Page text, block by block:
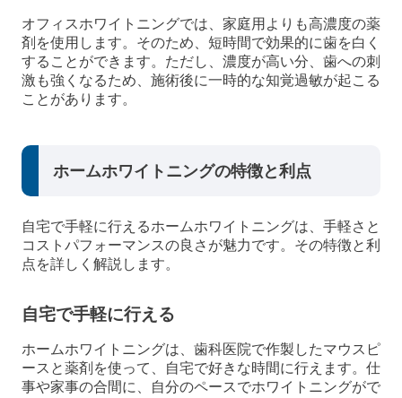
オフィスホワイトニングでは、家庭用よりも高濃度の薬
剤を使用します。そのため、短時間で効果的に歯を白く
することができます。ただし、濃度が高い分、歯への刺
激も強くなるため、施術後に一時的な知覚過敏が起こる
ことがあります。
ホームホワイトニングの特徴と利点
自宅で手軽に行えるホームホワイトニングは、手軽さと
コストパフォーマンスの良さが魅力です。その特徴と利
点を詳しく解説します。
自宅で手軽に行える
ホームホワイトニングは、歯科医院で作製したマウスピ
ースと薬剤を使って、自宅で好きな時間に行えます。仕
事や家事の合間に、自分のペースでホワイトニングがで